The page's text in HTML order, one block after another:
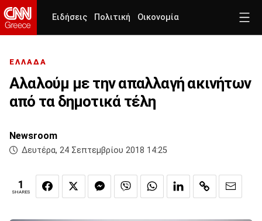
Ειδήσεις Πολιτική Οικονομία
ΕΛΛΑΔΑ
Αλαλούμ με την απαλλαγή ακινήτων
από τα δημοτικά τέλη
Newsroom
Δευτέρα, 24 Σεπτεμβρίου 2018 14:25
1
SHARES